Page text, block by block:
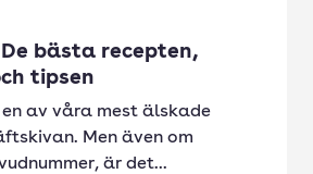
bästa recepten,
tipsen
av våra mest älskade
Men även om
är det...